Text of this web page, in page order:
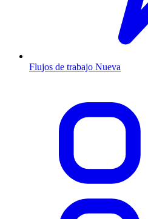
Flujos de trabajo Nueva